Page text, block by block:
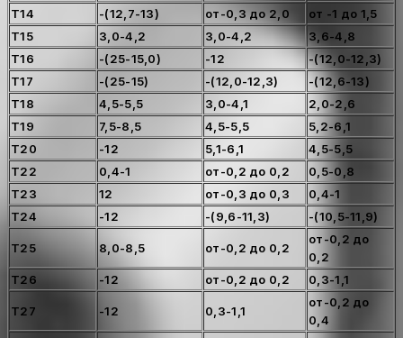
Т14
-(12,7-13) от-0,3 до 2,0
от -1 до 1,5
Т15
3,0-4,2 3,0-4,2
3,6-4,8
Т16
-(25-15,0) -12
-(12,0-12,3)
Т17
-(25-15) -(12,0-12,3)
-(12,6-13)
Т18
4,5-5,5 3,0-4,1
2,0-2,6
Т19
7,5-8,5 4,5-5,5
5,2-6,1
Т20
-12 5,1-6,1
4,5-5,5
Т22
0,4-1 от-0,2 до 0,2
0,5-0,8
Т23
12 от-0,3 до 0,3
0,4-1
Т24
-12 -(9,6-11,3) -(10,5-11,9)
Т25 8,0-8,5 от-0,2 до 0,2
от-0,2 до
0,2
Т26
-12 от-0,2 до 0,2 0,3-1,1
Т27 -12 0,3-1,1
от-0,2 до
0,4